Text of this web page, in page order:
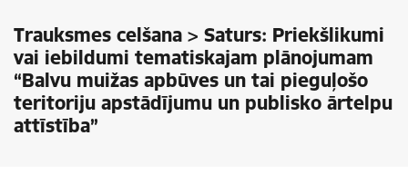
Trauksmes celšana > Saturs: Priekšlikumi
vai iebildumi tematiskajam plānojumam
“Balvu muižas apbūves un tai pieguļošo
teritoriju apstādījumu un publisko ārtelpu
attīstība”